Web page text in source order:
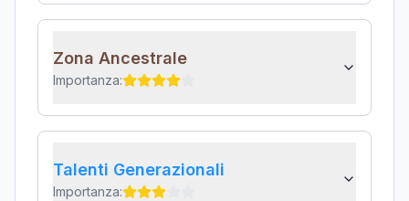
Zona Ancestrale
Importanza:
Talenti Generazionali
Importanza: